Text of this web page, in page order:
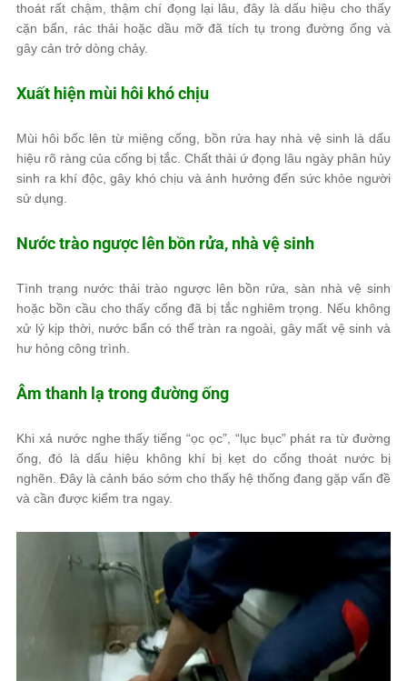
thoát rất chậm, thậm chí đọng lại lâu, đây là dấu hiệu cho thấy
cặn bẩn, rác thải hoặc dầu mỡ đã tích tụ trong đường ống và
gây cản trở dòng chảy.
Xuất hiện mùi hôi khó chịu
Mùi hôi bốc lên từ miệng cống, bồn rửa hay nhà vệ sinh là dấu
hiệu rõ ràng của cống bị tắc. Chất thải ứ đọng lâu ngày phân hủy
sinh ra khí độc, gây khó chịu và ảnh hưởng đến sức khỏe người
sử dụng.
Nước trào ngược lên bồn rửa, nhà vệ sinh
Tình trạng nước thải trào ngược lên bồn rửa, sàn nhà vệ sinh
hoặc bồn cầu cho thấy cống đã bị tắc nghiêm trọng. Nếu không
xử lý kịp thời, nước bẩn có thể tràn ra ngoài, gây mất vệ sinh và
hư hỏng công trình.
Âm thanh lạ trong đường ống
Khi xả nước nghe thấy tiếng “ọc ọc”, “lục bục” phát ra từ đường
ống, đó là dấu hiệu không khí bị kẹt do cống thoát nước bị
nghẽn. Đây là cảnh báo sớm cho thấy hệ thống đang gặp vấn đề
và cần được kiểm tra ngay.